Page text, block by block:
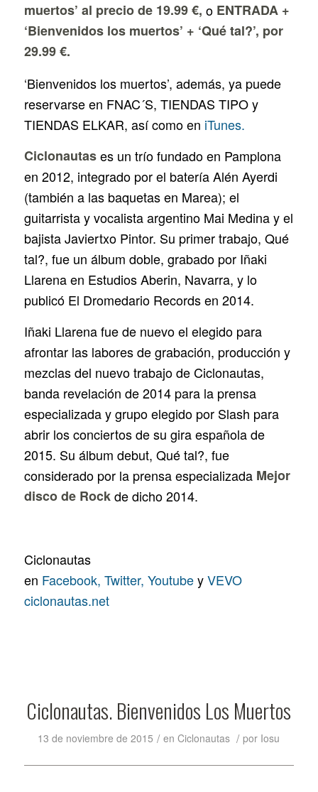
muertos’ al precio de 19.99 €, o ENTRADA +
‘Bienvenidos los muertos’ + ‘Qué tal?’, por
29.99 €.
‘Bienvenidos los muertos’, además, ya puede
reservarse en FNAC´S, TIENDAS TIPO y
TIENDAS ELKAR, así como en iTunes.
Ciclonautases un trío fundado en Pamplona
en 2012, integrado por el batería Alén Ayerdi
(también a las baquetas en Marea); el
guitarrista y vocalista argentino Mai Medina y el
bajista Javiertxo Pintor. Su primer trabajo, Qué
tal?, fue un álbum doble, grabado por Iñaki
Llarena en Estudios Aberin, Navarra, y lo
publicó El Dromedario Recordsen 2014.
Iñaki Llarena fue de nuevo el elegido para
afrontar las labores de grabación, producción y
mezclas del nuevo trabajo de Ciclonautas,
banda revelación de 2014 para la prensa
especializada y grupo elegido por Slash para
abrir los conciertos de su gira española de
2015. Su álbum debut, Qué tal?, fue
considerado por la prensa especializada Mejor
disco de Rockde dicho 2014.
Ciclonautas
en Facebook, Twitter, YoutubeyVEVO
ciclonautas.net
Ciclonautas. Bienvenidos Los Muertos
13 de noviembre de 2015 / enCiclonautas / por Iosu